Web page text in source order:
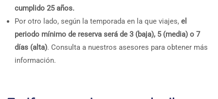
cumplido 25 años.
Por otro lado, según la temporada en la que viajes, el
periodo mínimo de reserva será de 3 (baja), 5 (media) o 7
días (alta). Consulta a nuestros asesores para obtener más
información.